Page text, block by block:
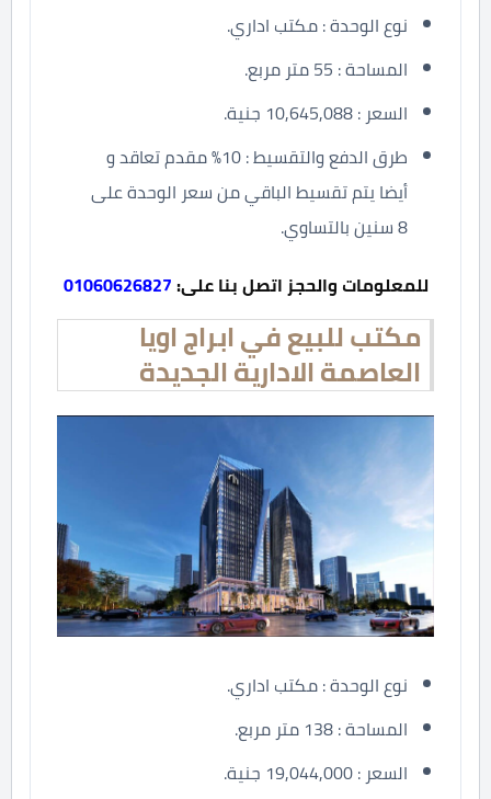
نوع الوحدة : مكتب اداري.
المساحة : 55 متر مربع.
السعر : 10,645,088 جنية.
طرق الدفع والتقسيط : 10% مقدم تعاقد و
أيضا يتم تقسيط الباقي من سعر الوحدة على
8 سنين بالتساوي.
للمعلومات والحجز اتصل بنا على:01060626827
مكتب للبيع في ابراج اويا
العاصمة الادارية الجديدة
نوع الوحدة : مكتب اداري.
المساحة : 138 متر مربع.
السعر : 19,044,000 جنية.